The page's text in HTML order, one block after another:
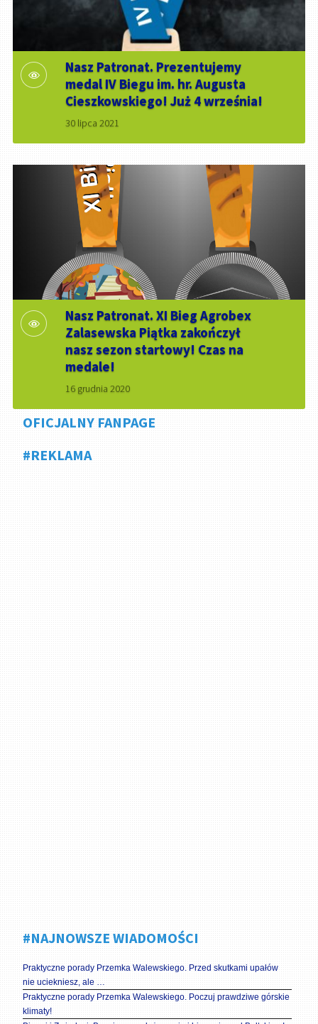
Nasz Patronat. Prezentujemy
medal IV Biegu im. hr. Augusta
Cieszkowskiego! Już 4 września!
30 lipca 2021
Nasz Patronat. XI Bieg Agrobex
Zalasewska Piątka zakończył
nasz sezon startowy! Czas na
medale!
16 grudnia 2020
OFICJALNY FANPAGE
#REKLAMA
#NAJNOWSZE WIADOMOŚCI
Praktyczne porady Przemka Walewskiego. Przed skutkami upałów
nie uciekniesz, ale …
Praktyczne porady Przemka Walewskiego. Poczuj prawdziwe górskie
klimaty!